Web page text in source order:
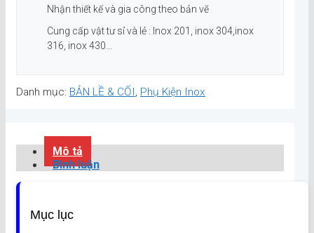
Nhận thiết kế và gia công theo bản vẽ
Cung cấp vật tư sỉ và lẻ : Inox 201, inox 304,inox
316, inox 430...
Danh mục: BẢN LỀ & CỐI , Phụ Kiện Inox
Mô tả
Bình luận
Mục lục